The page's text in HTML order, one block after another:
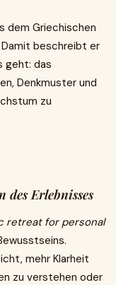
dem Griechischen
beschreibt er
geht: das
Denkmuster und
zu
des Erlebnisses
retreat for personal
mehr Klarheit
zu verstehen oder